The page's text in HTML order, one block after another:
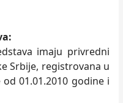
imaju privredni
Srbije, registrovana u
01.01.2010 godine i